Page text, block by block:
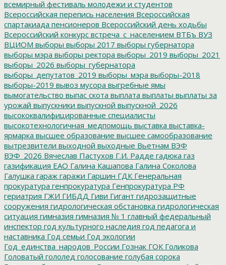
всемирный фестиваль молодежи и студентов
Всероссийская перепись населения Всероссийская
спартакиада пенсионеров Всероссийский день ходьбы
Всероссийский конкурс встреча_с_населением ВТБъ ВУЗ
ВЦИОМ выборы выборы 2017 выборы губернатора
выборы мэра выборы ректора выборы_2019 выборы_2021
выборы_2026 выборы_губернатора
выборы_депутатов_2019 выборы_мэра выборы-2018
выборы-2019 вывоз мусора выгребные ямы
вымогательство выпас скота выплата выплаты выплаты за
урожай выпускники выпускной выпускной_2026
высококвалифицированные специалисты
высокотехнологичная_медпомощь выставка выставка-
ярмарка высшее образование высшее самообразование
вытрезвители выходной выходные Вьетнам ВЭФ
ВЭФ_2026 Вячеслав Пастухов Г.И. Радде гадюка газ
газификация ЕАО Галина Кашапова Галина Соколова
Галушка гараж гаражи Гаршин ГДК Генеральная
прокуратура генпрокуратура Генпрокуратура РФ
гериатрия ГЖИ ГИБДД Гиви Гигант гидрозащитные
сооружения гидрологическая обстановка гидрологическая
ситуация гимназия гимназия № 1 главный федеральный
инспектор год культурного наследия год педагога и
наставника Год семьи Год экологии
Год_единства_народов_России Гознак ГОК Голикова
Головатый гололед голосование голубая сорока